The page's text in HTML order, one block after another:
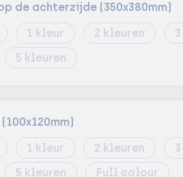
de achterzijde (350x380mm)
1 2
3
5
1 2
3
5 Full colour